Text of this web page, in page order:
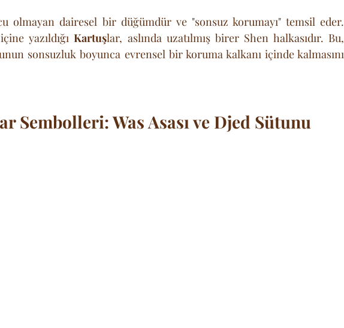
olmayan dairesel bir düğümdür ve "sonsuz korumayı" temsil eder.
yazıldığı Kartuşlar, aslında uzatılmış birer Shen halkasıdır. Bu,
sonsuzluk boyunca evrensel bir koruma kalkanı içinde kalmasını
Sembolleri: Was Asası ve Djed Sütunu